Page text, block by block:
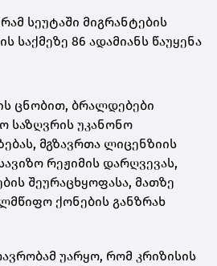
სეუტაში მიგრანტების
საქმეზე 86 ადამიანს წაუყენა
ცნობით, ბრალდებები
საზღვრის უკანონო
მგზავრთა ლიცენზიის
რეჟიმის დარღვევას,
შეურაცხყოფასა, მათზე
ქონების განზრახ
უარყო, რომ კრიზისის